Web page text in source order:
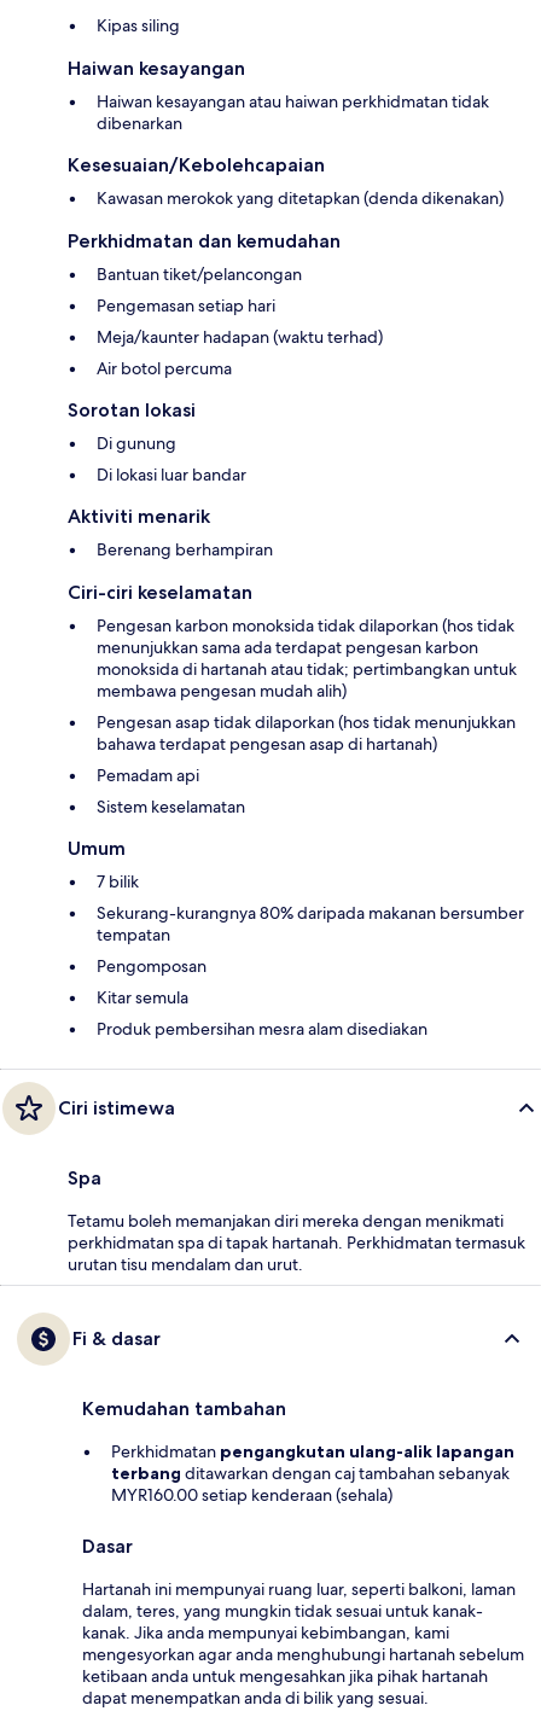
Kipas siling
Haiwan kesayangan
Haiwan kesayangan atau haiwan perkhidmatan tidak
dibenarkan
Kesesuaian/Kebolehcapaian
Kawasan merokok yang ditetapkan (denda dikenakan)
Perkhidmatan dan kemudahan
Bantuan tiket/pelancongan
Pengemasan setiap hari
Meja/kaunter hadapan (waktu terhad)
Air botol percuma
Sorotan lokasi
Di gunung
Di lokasi luar bandar
Aktiviti menarik
Berenang berhampiran
Ciri-ciri keselamatan
Pengesan karbon monoksida tidak dilaporkan (hos tidak
menunjukkan sama ada terdapat pengesan karbon
monoksida di hartanah atau tidak; pertimbangkan untuk
membawa pengesan mudah alih)
Pengesan asap tidak dilaporkan (hos tidak menunjukkan
bahawa terdapat pengesan asap di hartanah)
Pemadam api
Sistem keselamatan
Umum
7 bilik
Sekurang-kurangnya 80% daripada makanan bersumber
tempatan
Pengomposan
Kitar semula
Produk pembersihan mesra alam disediakan
Ciri istimewa
Spa
Tetamu boleh memanjakan diri mereka dengan menikmati
perkhidmatan spa di tapak hartanah. Perkhidmatan termasuk
urutan tisu mendalam dan urut.
Fi & dasar
Kemudahan tambahan
Perkhidmatan pengangkutan ulang-alik lapangan
terbang ditawarkan dengan caj tambahan sebanyak
MYR160.00 setiap kenderaan (sehala)
Dasar
Hartanah ini mempunyai ruang luar, seperti balkoni, laman
dalam, teres, yang mungkin tidak sesuai untuk kanak-
kanak. Jika anda mempunyai kebimbangan, kami
mengesyorkan agar anda menghubungi hartanah sebelum
ketibaan anda untuk mengesahkan jika pihak hartanah
dapat menempatkan anda di bilik yang sesuai.